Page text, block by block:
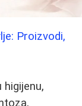
Proizvodi,